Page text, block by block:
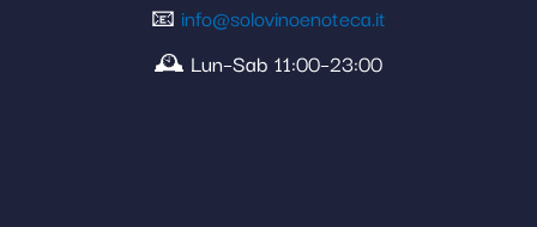
📧 info@solovinoenoteca.it
🕰️ Lun–Sab 11:00–23:00